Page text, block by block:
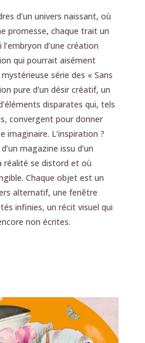
d’un univers naissant, où
promesse, chaque trait un
d’une création
qui pourrait aisément
série des « Sans
pure d’un désir créatif, un
disparates qui, tels
convergent pour donner
imaginaire. L’inspiration ?
magazine issu d’un
réalité se distord et où
Chaque objet est un
alternatif, une fenêtre
infinies, un récit visuel qui
non écrites.